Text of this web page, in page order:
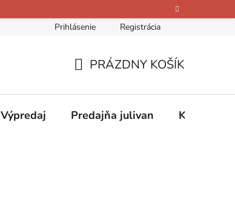
Kontakty O nás Hodnotenie obchodu
Prihlásenie Registrácia
KOŠÍK
PRÁZDNY KOŠÍK
Výpredaj Predajňa julivan Kontakty